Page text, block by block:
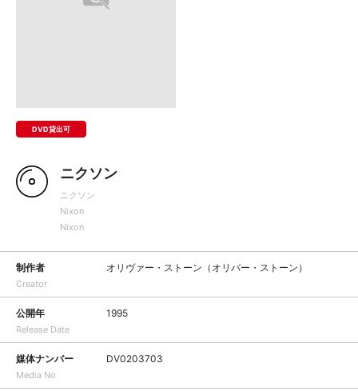
DVD貸出可
ニクソン
ニクソン
Nixon
Nixon
制作者
Creator
オリヴァー・ストーン（オリバー・ストーン）
公開年
Release Date
1995
媒体ナンバー
Media No
DV0203703